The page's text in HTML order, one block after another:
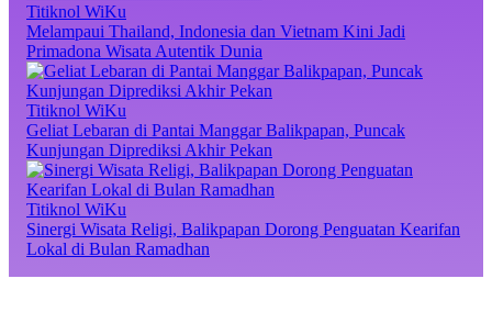
Titiknol WiKu
Melampaui Thailand, Indonesia dan Vietnam Kini Jadi
Primadona Wisata Autentik Dunia
Titiknol WiKu
Geliat Lebaran di Pantai Manggar Balikpapan, Puncak
Kunjungan Diprediksi Akhir Pekan
Titiknol WiKu
Sinergi Wisata Religi, Balikpapan Dorong Penguatan Kearifan
Lokal di Bulan Ramadhan